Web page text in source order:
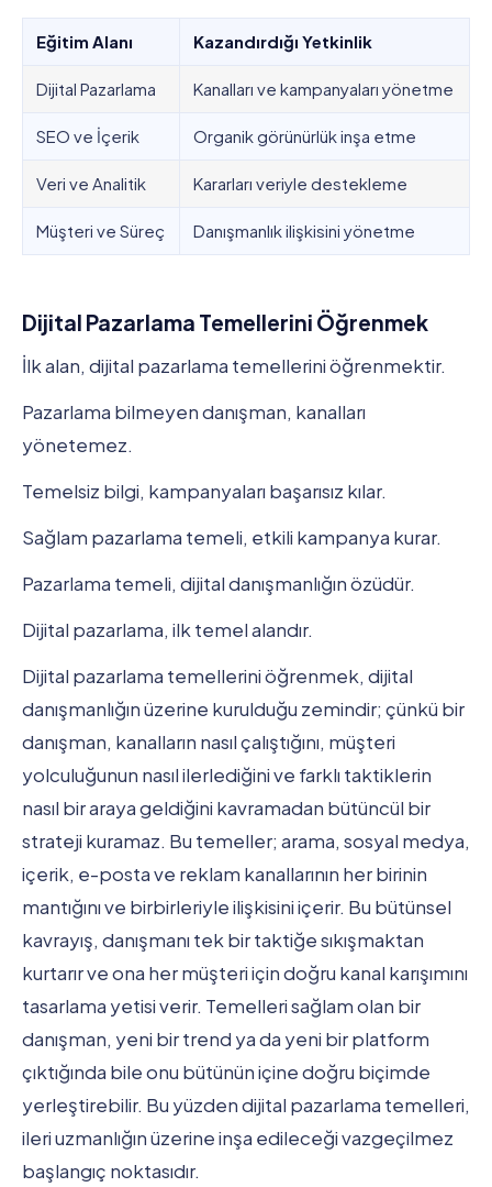
Eğitim Alanı Kazandırdığı Yetkinlik
Dijital Pazarlama Kanalları ve kampanyaları yönetme
SEO ve İçerik Organik görünürlük inşa etme
Veri ve Analitik Kararları veriyle destekleme
Müşteri ve Süreç Danışmanlık ilişkisini yönetme
Dijital Pazarlama Temellerini Öğrenmek
İlk alan, dijital pazarlama temellerini öğrenmektir.
Pazarlama bilmeyen danışman, kanalları
yönetemez.
Temelsiz bilgi, kampanyaları başarısız kılar.
Sağlam pazarlama temeli, etkili kampanya kurar.
Pazarlama temeli, dijital danışmanlığın özüdür.
Dijital pazarlama, ilk temel alandır.
Dijital pazarlama temellerini öğrenmek, dijital
danışmanlığın üzerine kurulduğu zemindir; çünkü bir
danışman, kanalların nasıl çalıştığını, müşteri
yolculuğunun nasıl ilerlediğini ve farklı taktiklerin
nasıl bir araya geldiğini kavramadan bütüncül bir
strateji kuramaz. Bu temeller; arama, sosyal medya,
içerik, e-posta ve reklam kanallarının her birinin
mantığını ve birbirleriyle ilişkisini içerir. Bu bütünsel
kavrayış, danışmanı tek bir taktiğe sıkışmaktan
kurtarır ve ona her müşteri için doğru kanal karışımını
tasarlama yetisi verir. Temelleri sağlam olan bir
danışman, yeni bir trend ya da yeni bir platform
çıktığında bile onu bütünün içine doğru biçimde
yerleştirebilir. Bu yüzden dijital pazarlama temelleri,
ileri uzmanlığın üzerine inşa edileceği vazgeçilmez
başlangıç noktasıdır.